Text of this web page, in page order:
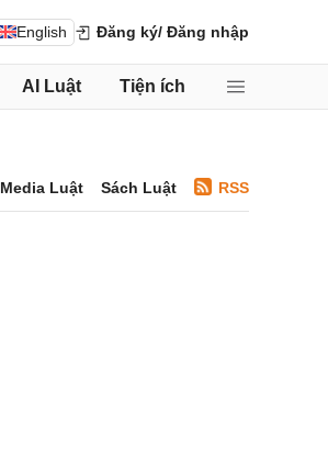
English Đăng ký/ Đăng nhập
AI Luật Tiện ích
Media Luật Sách Luật RSS